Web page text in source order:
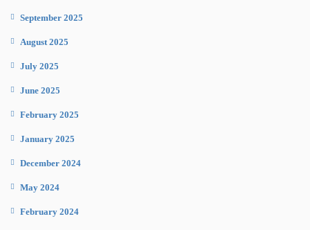
September 2025
August 2025
July 2025
June 2025
February 2025
January 2025
December 2024
May 2024
February 2024